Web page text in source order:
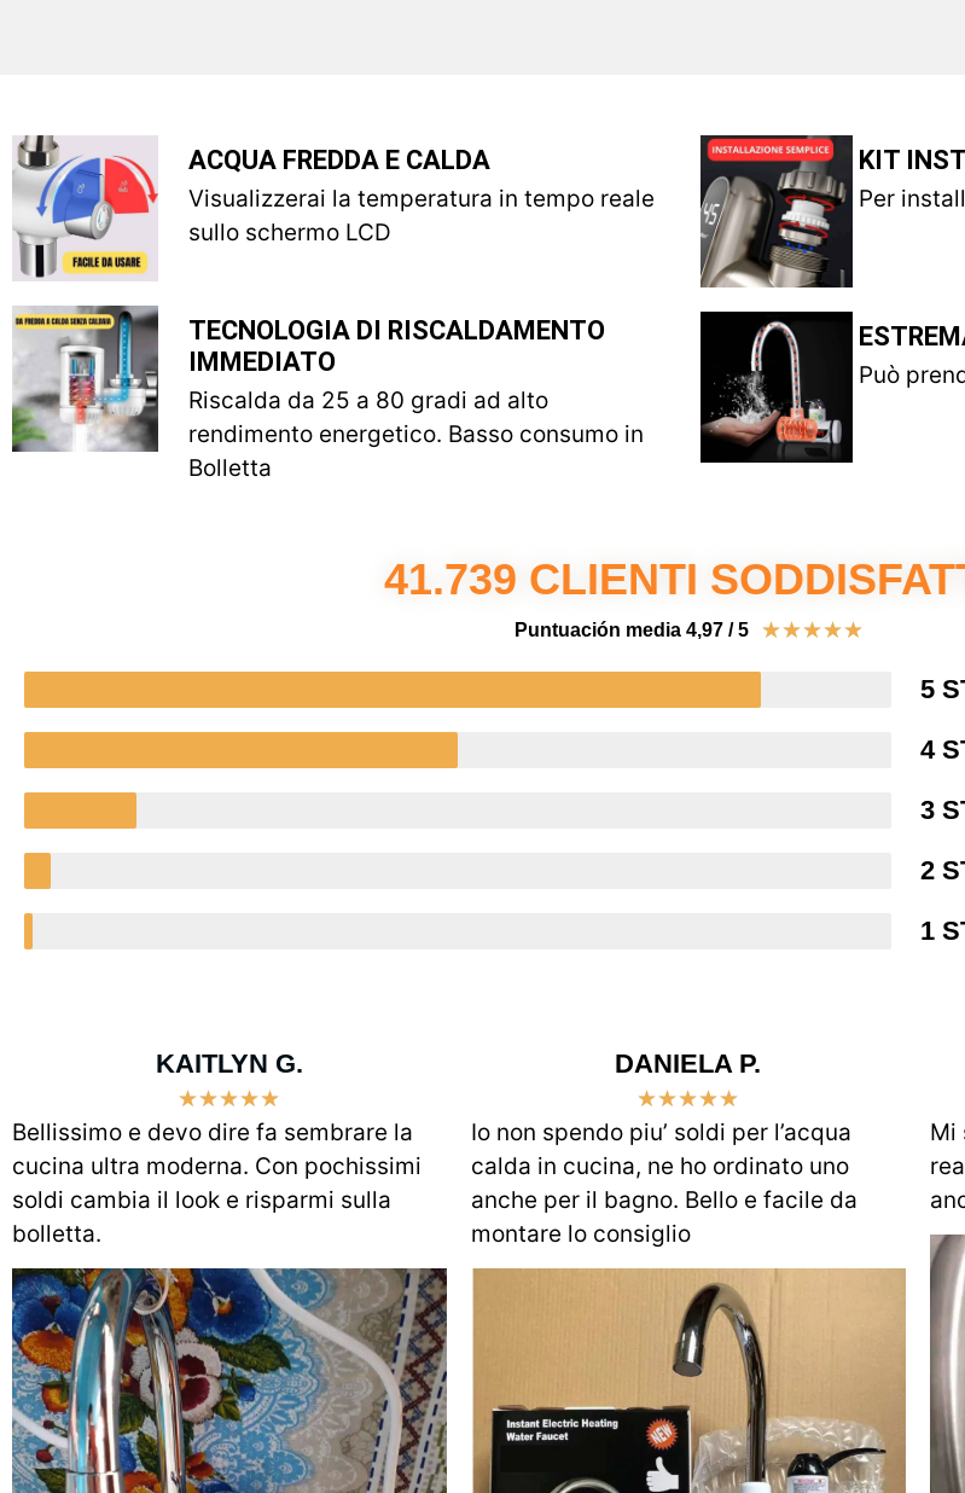
ACQUA FREDDA E CALDA
Visualizzerai la temperatura in tempo reale
sullo schermo LCD
TECNOLOGIA DI RISCALDAMENTO
IMMEDIATO
Riscalda da 25 a 80 gradi ad alto
rendimento energetico. Basso consumo in
Bolletta
KIT
Per
Può
41.739 CLIENTI
Puntuación media 4,97 / 5 ★★★★★
5
4
3
2
1
KAITLYN G.
★★★★★
Bellissimo e devo dire fa sembrare la
cucina ultra moderna. Con pochissimi
soldi cambia il look e risparmi sulla
bolletta.
DANIELA P.
★★★★★
Io non spendo piu’ soldi per l’acqua
calda in cucina, ne ho ordinato uno
anche per il bagno. Bello e facile da
montare lo consiglio
Mi